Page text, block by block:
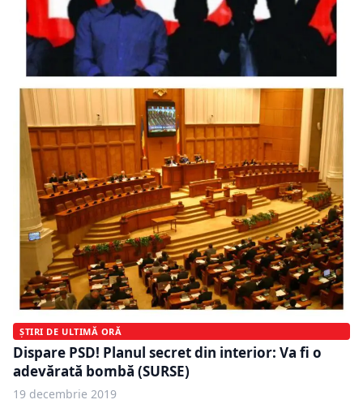
ȘTIRI DE ULTIMĂ ORĂ
Dispare PSD! Planul secret din interior: Va fi o
adevărată bombă (SURSE)
19 decembrie 2019